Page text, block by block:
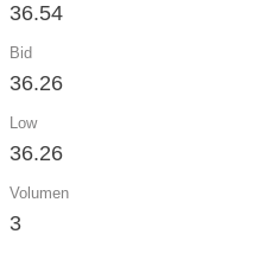
36.54
Bid
36.26
Low
36.26
Volumen
3